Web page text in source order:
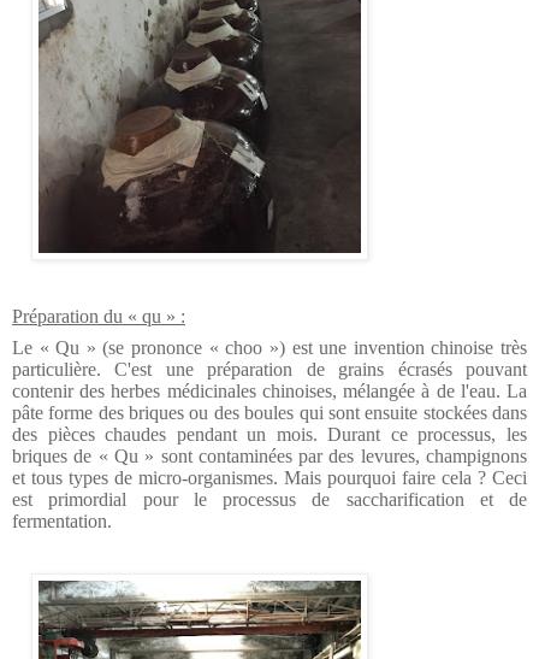
Préparation du « qu » :
Le « Qu » (se prononce « choo ») est une invention chinoise très
particulière. C'est une préparation de grains écrasés pouvant
contenir des herbes médicinales chinoises, mélangée à de l'eau. La
pâte forme des briques ou des boules qui sont ensuite stockées dans
des pièces chaudes pendant un mois. Durant ce processus, les
briques de « Qu » sont contaminées par des levures, champignons
et tous types de micro-organismes. Mais pourquoi faire cela ? Ceci
est primordial pour le processus de saccharification et de
fermentation.